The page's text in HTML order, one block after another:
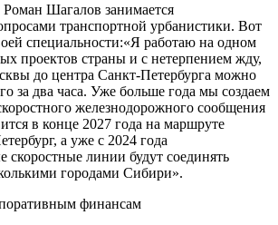
Шагалов занимается
транспортной урбанистики. Вот
специальности:«Я работаю на одном
проектов страны и с нетерпением жду,
до центра Санкт-Петербурга можно
за два часа. Уже больше года мы создаем
железнодорожного сообщения
в конце 2027 года на маршруте
а уже с 2024 года
скоростные линии будут соединять
городами Сибири».
финансам